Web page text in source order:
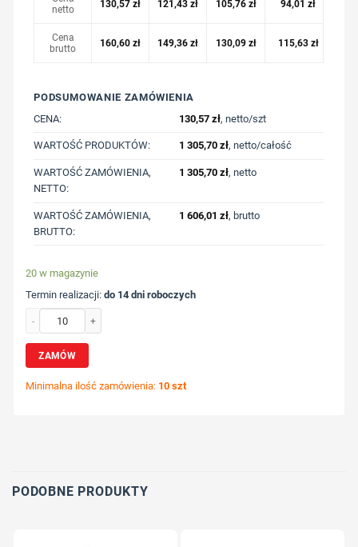
netto
130,57zł 121,43zł 105,76 zł 94,01zł
Cena
brutto
160,60zł 149,36zł 130,09 zł 115,63 zł
PODSUMOWANIE ZAMÓWIENIA
CENA:
130,57 zł, netto/szt
WARTOŚĆ PRODUKTÓW: 1 305,70 zł, netto/całość
WARTOŚĆ ZAMÓWIENIA,
NETTO:
1 305,70 zł, netto
WARTOŚĆ ZAMÓWIENIA,
BRUTTO:
1 606,01 zł, brutto
20 w magazynie
Termin realizacji:do 14 dni roboczych
ZAMÓW
Minimalna ilość zamówienia: 10 szt
PODOBNE PRODUKTY